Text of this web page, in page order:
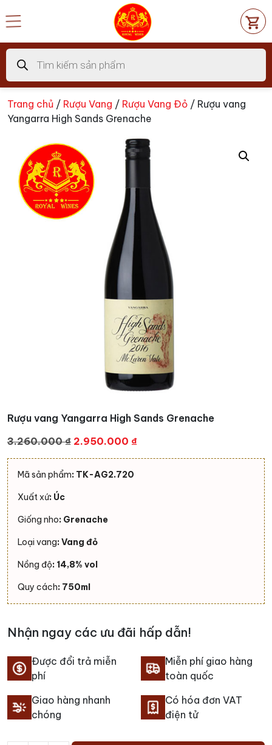
đến
dung
Tìm
kiếm
sản
phẩm
Trang chủ / Rượu Vang / Rượu Vang Đỏ / Rượu vang
Yangarra High Sands Grenache
Rượu vang Yangarra High Sands Grenache
3.260.000₫ Giá
gốc
là:
2.950.000 ₫Giá
hiện
Mã sản phẩm: TK-AG2.720
Xuất xứ: Úc
Giống nho: Grenache
Loại vang: Vang đỏ
Nồng độ: 14,8% vol
Quy cách: 750ml
Nhận ngay các ưu đãi hấp dẫn!
Được đổi trả miễn
phí
Miễn phí giao hàng
toàn quốc
Giao hàng nhanh
chóng
Có hóa đơn VAT
điện tử